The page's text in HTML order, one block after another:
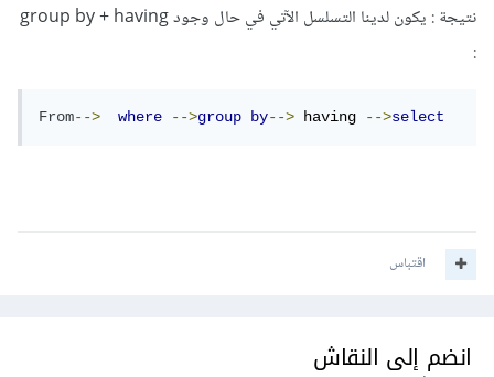
نتيجة : يكون لدينا التسلسل الآتي في حال وجود group by + having
From--> where -->group by--> having -->select
اقتباس
انضم إلى النقاش